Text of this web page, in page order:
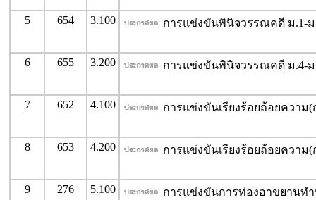
5 654 3.100 การแข่งขันพินิจวรรณคดี ม.1-ม
6 655 3.200 การแข่งขันพินิจวรรณคดี ม.4-ม
7 652 4.100 การแข่งขันเรียงร้อยถ้อยความ(
8 653 4.200 การแข่งขันเรียงร้อยถ้อยความ(
9 276 5.100 การแข่งขันการท่องอาขยานทำ